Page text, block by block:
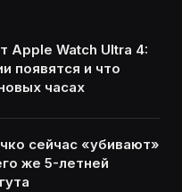
Apple Watch Ultra 4:
появятся и что
часах
сейчас «убивают»
же 5-летней